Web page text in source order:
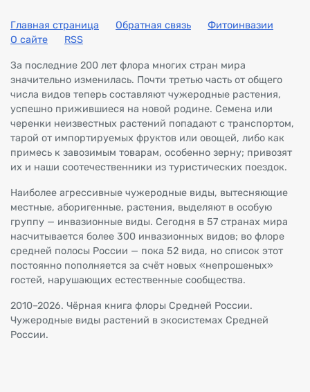
Главная страница Обратная связь
Фитоинвазии
О сайте
RSS
За последние 200 лет флора многих стран мира
значительно изменилась. Почти третью часть от общего
числа видов теперь составляют чужеродные растения,
успешно прижившиеся на новой родине. Семена или
черенки неизвестных растений попадают с транспортом,
тарой от импортируемых фруктов или овощей, либо как
примесь к завозимым товарам, особенно зерну; привозят
их и наши соотечественники из туристических поездок.
Наиболее агрессивные чужеродные виды, вытесняющие
местные, аборигенные, растения, выделяют в особую
группу — инвазионные виды. Сегодня в 57 странах мира
насчитывается более 300 инвазионных видов; во флоре
средней полосы России — пока 52 вида, но список этот
постоянно пополняется за счёт новых «непрошеных»
гостей, нарушающих естественные сообщества.
2010–2026. Чёрная книга флоры Средней России.
Чужеродные виды растений в экосистемах Средней
России.